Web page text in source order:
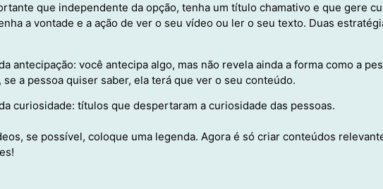
que independente da opção, tenha um título chamativo e que gere
a vontade e a ação de ver o seu vídeo ou ler o seu texto. Duas
antecipação: você antecipa algo, mas não revela ainda a forma como a
se a pessoa quiser saber, ela terá que ver o seu conteúdo.
curiosidade: títulos que despertaram a curiosidade das pessoas.
se possível, coloque uma legenda. Agora é só criar conteúdos